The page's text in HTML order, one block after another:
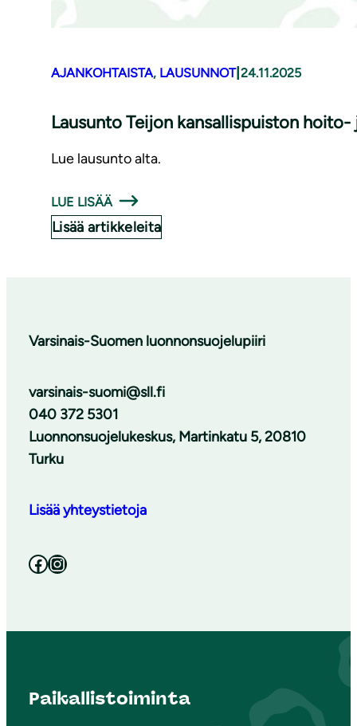
AJANKOHTAISTA, LAUSUNNOT| 24.11.2025
Lausunto Teijon kansallispuiston
Lue lausunto alta.
LUE LISÄÄ
Lisää artikkeleita
Varsinais-Suomen luonnonsuojelupiiri
varsinais-suomi@sll.fi
040 372 5301
Luonnonsuojelukeskus, Martinkatu 5, 20810
Turku
Lisää yhteystietoja
Facebook Instagram
Paikallistoiminta